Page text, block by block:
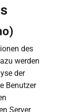
des
werden
der
Benutzer
Server